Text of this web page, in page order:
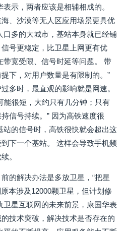
示，两者应该是相辅相成的。
、沙漠等无人区应用场景更具优
多的大城市，基站本身就已经铺
号更稳定，比卫星上网更有优
宽受限、信号时延等问题。 带
下，对用户数量是有限制的。”
多时，最直观的影响就是网速。
能很短，大约只有几分钟；只有
信号持续。” 因为高铁速度很
的信号时，高铁很快就会超出这
下一个基站。 这样会导致手机频
。
的解决办法是多放卫星，“把星
本涉及12000颗卫星，但计划修
卫星互联网的未来前景，康国华表
技术突破，解决技术是否存在的